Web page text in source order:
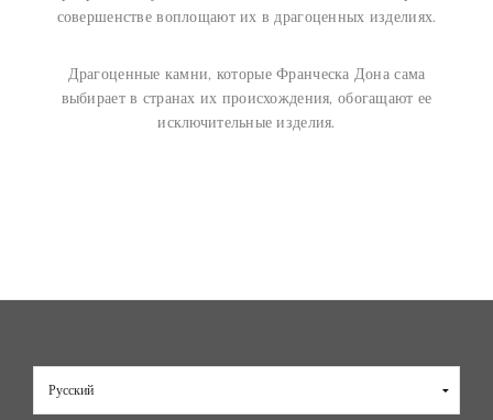
совершенстве воплощают их в драгоценных изделиях.
Драгоценные камни, которые Франческа Дона сама
выбирает в странах их происхождения, обогащают ее
исключительные изделия.